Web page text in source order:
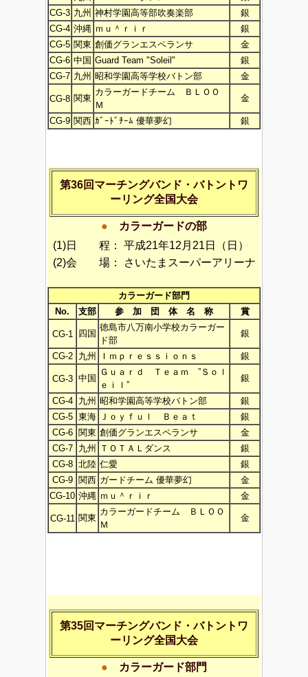
CG-3 九州 神村学園高等部吹奏楽部
銀
CG-4 沖縄 ｍｕ＾ｒｉｒ
銀
CG-5 関東 創価グランエスペランサ
金
CG-6 中国 Guard Team "Soleil"
銀
CG-7 九州 昭和学園高等学校バトン部 金
CG-8 関東
カラーガードチーム ＢＬＯＯ
Ｍ
金
CG-9 関西 ｶﾞｰﾄﾞﾁｰﾑ 優華夢幻 銀
第36回マーチングバンド・バトントワ
ーリング全国大会
●
カラーガードの部
(1)日 程：
平成21年12月21日（日）
(2)会 場：
さいたまスーパーアリーナ
カラーガード部門
No.
支部 参 加 団 体 名 称 賞
CG-1 四国
徳島市八万南小学校カラーガー
ド部
銀
CG-2 九州 Ｉｍｐｒｅｓｓｉｏｎｓ 銀
CG-3 中国
Ｇｕａｒｄ Ｔｅａｍ ”Ｓｏｌ
ｅｉｌ”
銀
CG-4 九州 昭和学園高等学校バトン部
銀
CG-5 東海 Ｊｏｙｆｕｌ Ｂｅａｔ
銀
CG-6
関東 創価グランエスペランサ
金
CG-7
九州 ＴＯＴＡＬダンス
銀
CG-8 北陸 仁愛
銀
CG-9
関西 ガードチーム 優華夢幻
金
CG-10 沖縄 ｍｕ＾ｒｉｒ 金
CG-11 関東
カラーガードチーム ＢＬＯＯ
Ｍ
金
第35回マーチングバンド・バトントワ
ーリング全国大会
●
カラーガード部門